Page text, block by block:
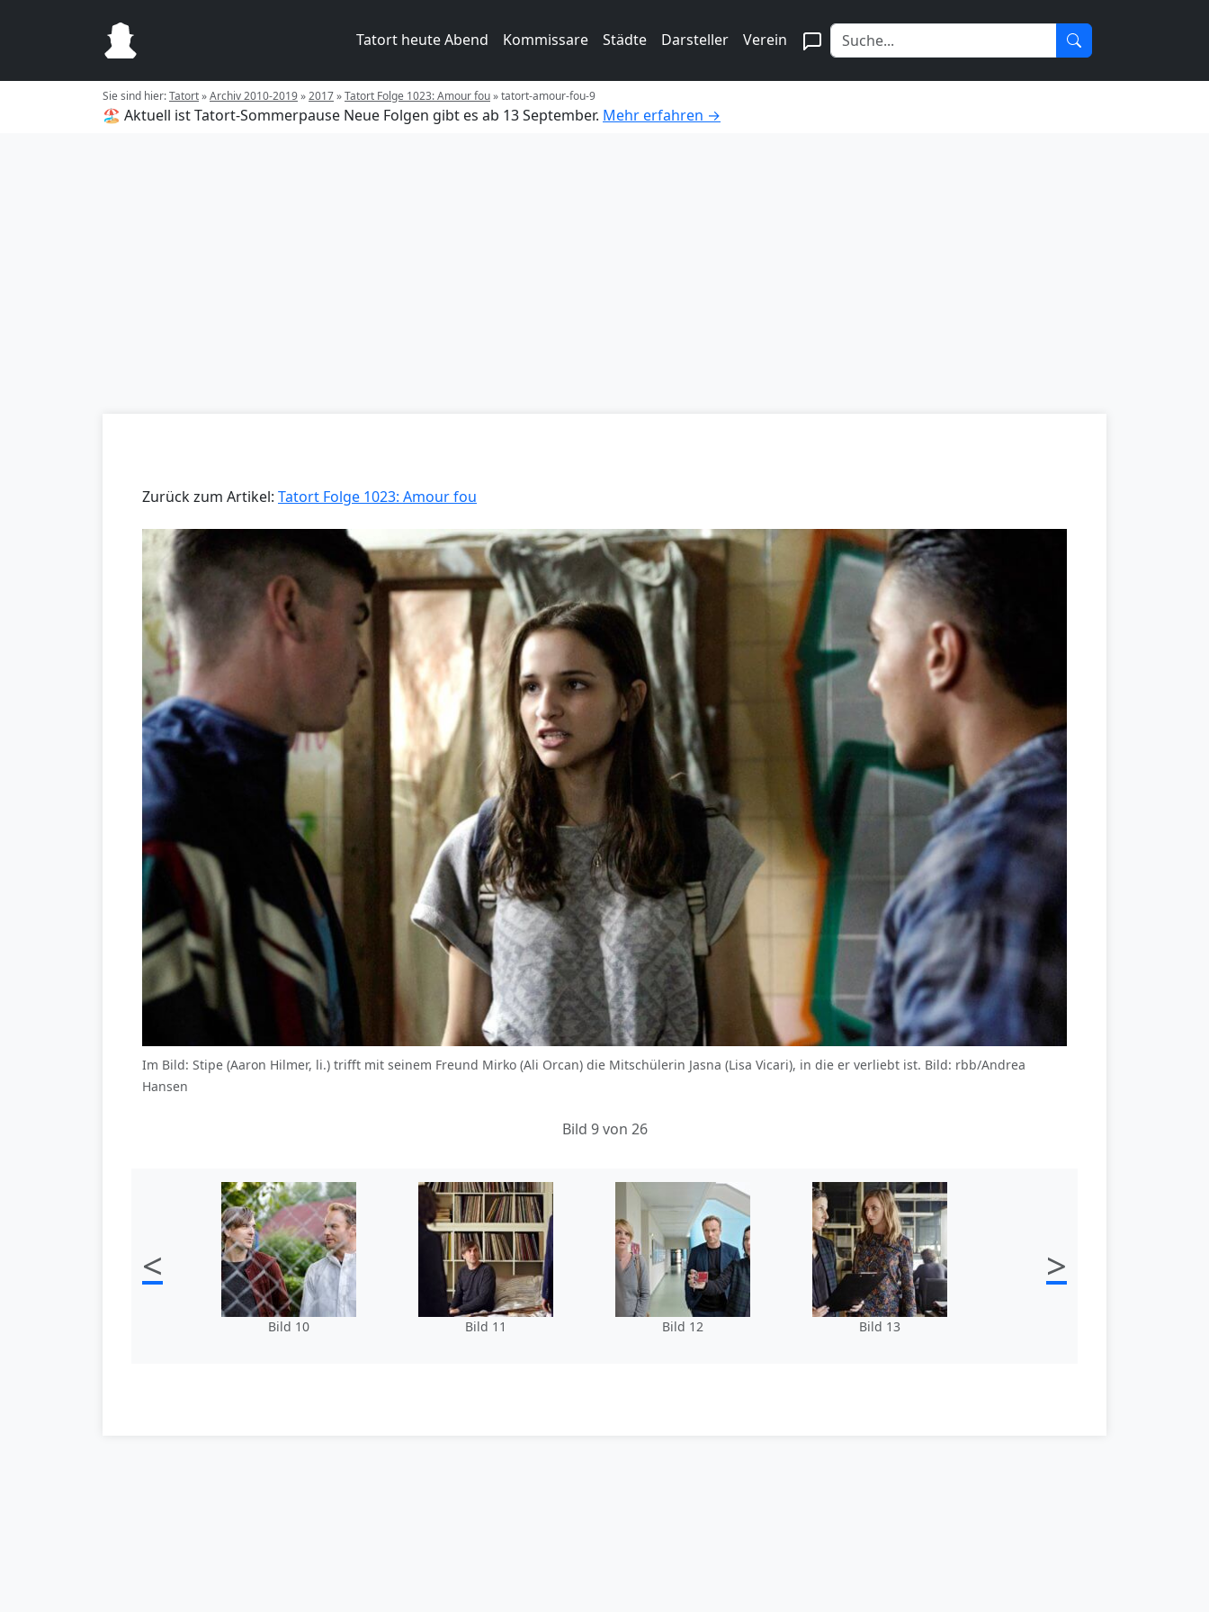
Tatort heute Abend Kommissare Städte Darsteller Verein
Sie sind hier:Tatort»Archiv 2010-2019»2017»Tatort Folge 1023: Amour fou»tatort-amour-fou-9
🏖️ Aktuell ist Tatort-Sommerpause Neue Folgen gibt es ab 13 September. Mehr erfahren →
Zurück zum Artikel: Tatort Folge 1023: Amour fou
Im Bild: Stipe (Aaron Hilmer, li.) trifft mit seinem Freund Mirko (Ali Orcan) die Mitschülerin Jasna (Lisa Vicari), in die er verliebt ist. Bild: rbb/Andrea
Hansen
Bild 9 von 26
<
Bild 10 Bild 11 Bild 12 Bild 13
>